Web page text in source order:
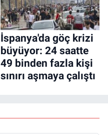
İspanya'da göç krizi
büyüyor: 24 saatte
49 binden fazla kişi
sınırı aşmaya çalıştı